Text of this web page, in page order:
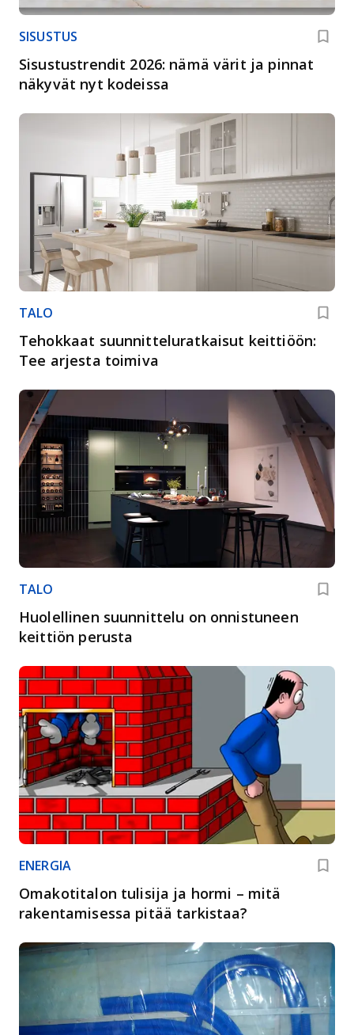
SISUSTUS
Sisustustrendit 2026: nämä värit ja pinnat
näkyvät nyt kodeissa
TALO
Tehokkaat suunnitteluratkaisut keittiöön:
Tee arjesta toimiva
TALO
Huolellinen suunnittelu on onnistuneen
keittiön perusta
ENERGIA
Omakotitalon tulisija ja hormi – mitä
rakentamisessa pitää tarkistaa?